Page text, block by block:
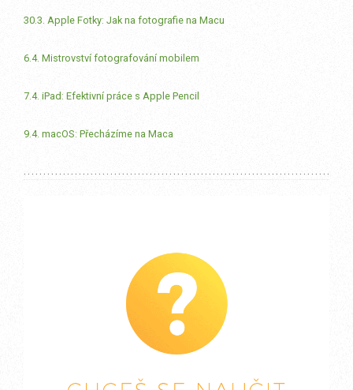
30.3. Apple Fotky: Jak na fotografie na Macu
6.4. Mistrovství fotografování mobilem
7.4. iPad: Efektivní práce s Apple Pencil
9.4. macOS: Přecházíme na Maca